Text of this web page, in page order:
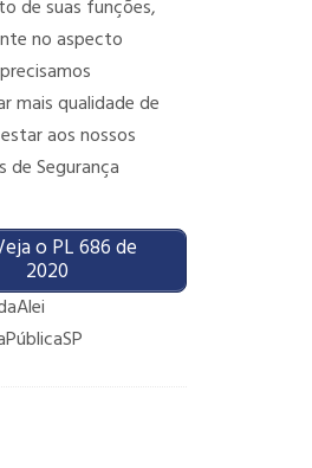
de suas funções,
no aspecto
mais qualidade de
aos nossos
de Segurança
o PL 686 de
2020